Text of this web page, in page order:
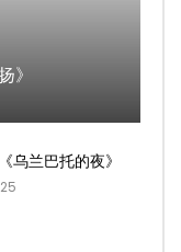
》
乌兰巴托的夜》